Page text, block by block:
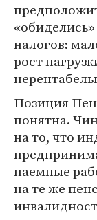
налогов:
рост
Позиция
понятна.
на то, что
наемные
на те же